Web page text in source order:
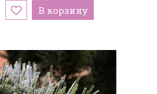
В корзину